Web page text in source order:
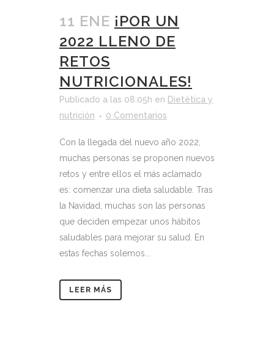
11 ENE ¡POR UN
2022 LLENO DE
RETOS
NUTRICIONALES!
Publicado a las 08:05h en Dietética y
nutrición
0 Comentarios
Con la llegada del nuevo año 2022,
muchas personas se proponen nuevos
retos y entre ellos el más aclamado
es: comenzar una dieta saludable. Tras
la Navidad, muchas son las personas
que deciden empezar unos hábitos
saludables para mejorar su salud. En
estas fechas solemos...
LEER MÁS